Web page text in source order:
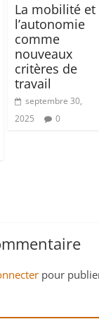
La mobilité et
l’autonomie
comme
nouveaux
critères de
travail
septembre 30,
2025
0
pour